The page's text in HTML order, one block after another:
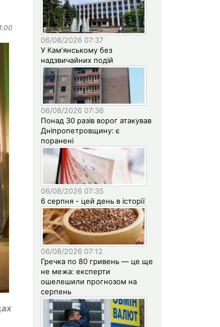
06/08/2026 07:37
У Кам’янському без
надзвичайних подій
06/08/2026 07:36
Понад 30 разів ворог атакував
Дніпропетровщину: є
поранені
06/08/2026 07:35
6 серпня - цей день в історії
06/08/2026 07:12
Гречка по 80 гривень — це ще
не межа: експерти
ошелешили прогнозом на
серпень